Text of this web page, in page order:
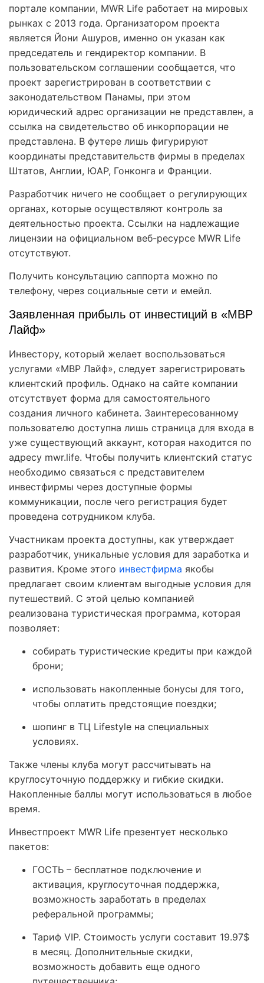
портале компании, MWR Life работает на мировых
рынках с 2013 года. Организатором проекта
является Йони Ашуров, именно он указан как
председатель и гендиректор компании. В
пользовательском соглашении сообщается, что
проект зарегистрирован в соответствии с
законодательством Панамы, при этом
юридический адрес организации не представлен, а
ссылка на свидетельство об инкорпорации не
представлена. В футере лишь фигурируют
координаты представительств фирмы в пределах
Штатов, Англии, ЮАР, Гонконга и Франции.
Разработчик ничего не сообщает о регулирующих
органах, которые осуществляют контроль за
деятельностью проекта. Ссылки на надлежащие
лицензии на официальном веб-ресурсе MWR Life
отсутствуют.
Получить консультацию саппорта можно по
телефону, через социальные сети и емейл.
Заявленная прибыль от инвестиций в «МВР
Лайф»
Инвестору, который желает воспользоваться
услугами «МВР Лайф», следует зарегистрировать
клиентский профиль. Однако на сайте компании
отсутствует форма для самостоятельного
создания личного кабинета. Заинтересованному
пользователю доступна лишь страница для входа в
уже существующий аккаунт, которая находится по
адресу mwr.life. Чтобы получить клиентский статус
необходимо связаться с представителем
инвестфирмы через доступные формы
коммуникации, после чего регистрация будет
проведена сотрудником клуба.
Участникам проекта доступны, как утверждает
разработчик, уникальные условия для заработка и
развития. Кроме этого инвестфирма якобы
предлагает своим клиентам выгодные условия для
путешествий. С этой целью компанией
реализована туристическая программа, которая
позволяет:
собирать туристические кредиты при каждой
брони;
использовать накопленные бонусы для того,
чтобы оплатить предстоящие поездки;
шопинг в ТЦ Lifestyle на специальных
условиях.
Также члены клуба могут рассчитывать на
круглосуточную поддержку и гибкие скидки.
Накопленные баллы могут использоваться в любое
время.
Инвестпроект MWR Life презентует несколько
пакетов:
ГОСТЬ – бесплатное подключение и
активация, круглосуточная поддержка,
возможность заработать в пределах
реферальной программы;
Тариф VIP. Стоимость услуги составит 19.97$
в месяц. Дополнительные скидки,
возможность добавить еще одного